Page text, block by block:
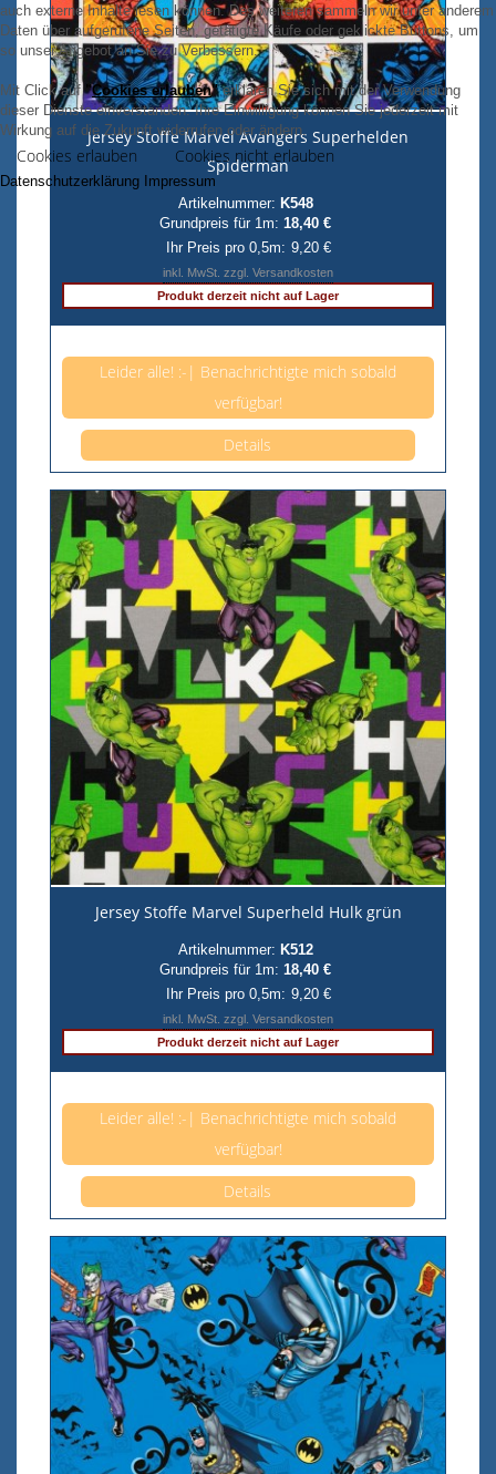
Jersey Stoffe Marvel Avangers Superhelden
Spiderman
Artikelnummer: K548
Grundpreis für 1m: 18,40 €
Ihr Preis pro 0,5m: 9,20 €
inkl. MwSt. zzgl. Versandkosten
Produkt derzeit nicht auf Lager
Leider alle! :-| Benachrichtigte mich sobald
verfügbar!
Details
Jersey Stoffe Marvel Superheld Hulk grün
Artikelnummer: K512
Grundpreis für 1m: 18,40 €
Ihr Preis pro 0,5m: 9,20 €
inkl. MwSt. zzgl. Versandkosten
Produkt derzeit nicht auf Lager
Leider alle! :-| Benachrichtigte mich sobald
verfügbar!
Details
auch externe Inhalte lesen können. Des weiteren sammeln wir unter anderem
Daten über aufgerufene Seiten, getätigte Käufe oder geklickte Buttons, um
so unser Angebot an Sie zu Verbessern.
Mit Click auf"Cookies erlauben"erklären Sie sich mit der Verwendung
dieser Dienste einverstanden. Ihre Einwilligung können Sie jederzeit mit
Wirkung auf die Zukunft widerrufen oder ändern.
Cookies erlauben Cookies nicht erlauben
Datenschutzerklärung Impressum